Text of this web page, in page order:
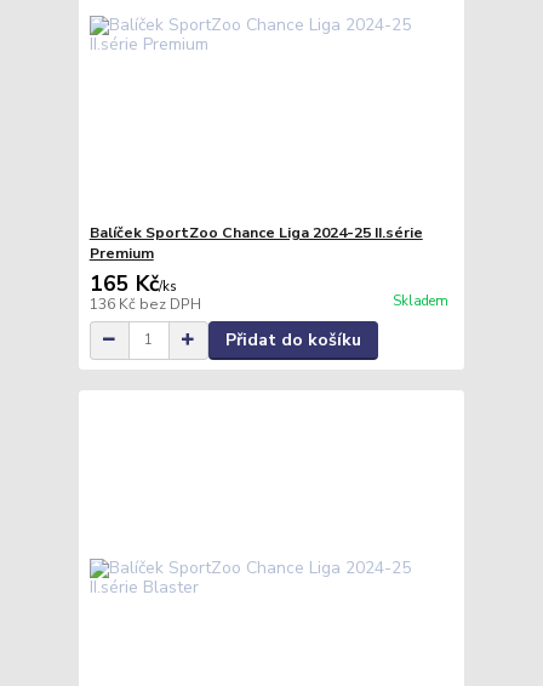
Balíček SportZoo Chance Liga 2024-25 II.série
Premium
165 Kč/ks
136 Kč bez DPH Skladem
Přidat do košíku